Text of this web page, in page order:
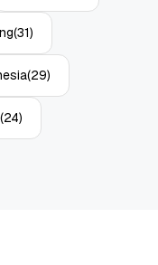
(31)
(29)
(24)